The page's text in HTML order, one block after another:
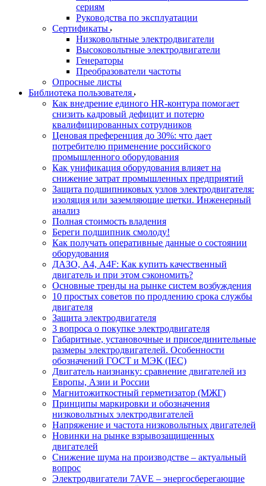
сериям
Руководства по эксплуатации
Сертификаты
Низковольтные электродвигатели
Высоковольтные электродвигатели
Генераторы
Преобразователи частоты
Опросные листы
Библиотека пользователя
Как внедрение единого HR-контура помогает
снизить кадровый дефицит и потерю
квалифицированных сотрудников
Ценовая преференция до 30%: что дает
потребителю применение российского
промышленного оборудования
Как унификация оборудования влияет на
снижение затрат промышленных предприятий
Защита подшипниковых узлов электродвигателя:
изоляция или заземляющие щетки. Инженерный
анализ
Полная стоимость владения
Береги подшипник смолоду!
Как получать оперативные данные о состоянии
оборудования
ДАЗО, А4, А4F: Как купить качественный
двигатель и при этом сэкономить?
Основные тренды на рынке систем возбуждения
10 простых советов по продлению срока службы
двигателя
Защита электродвигателя
3 вопроса о покупке электродвигателя
Габаритные, установочные и присоединительные
размеры электродвигателей. Особенности
обозначений ГОСТ и МЭК (IEC)
Двигатель наизнанку: сравнение двигателей из
Европы, Азии и России
Магнитожиткостный герметизатор (МЖГ)
Принципы маркировки и обозначения
низковольтных электродвигателей
Напряжение и частота низковольтных двигателей
Новинки на рынке взрывозащищенных
двигателей
Снижение шума на производстве – актуальный
вопрос
Электродвигатели 7AVE – энергосберегающие